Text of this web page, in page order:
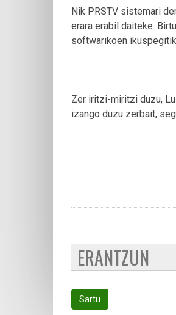
Nik PRSTV sistemari
erara erabil daiteke.
softwarikoen
Zer iritzi-miritzi duzu,
izango duzu zerbait,
ERANTZUN
Sartu